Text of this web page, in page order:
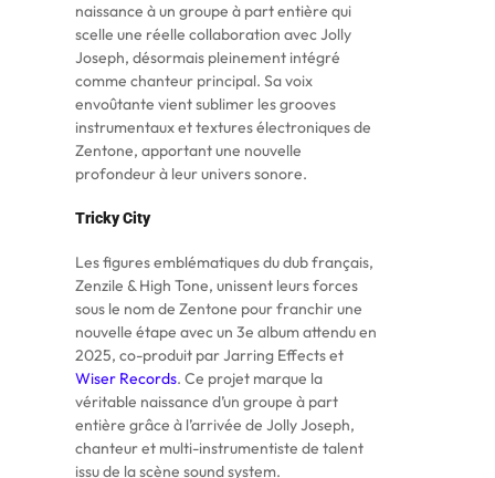
naissance à un groupe à part entière qui
scelle une réelle collaboration avec Jolly
Joseph, désormais pleinement intégré
comme chanteur principal. Sa voix
envoûtante vient sublimer les grooves
instrumentaux et textures électroniques de
Zentone, apportant une nouvelle
profondeur à leur univers sonore.
Tricky City
Les figures emblématiques du dub français,
Zenzile & High Tone, unissent leurs forces
sous le nom de Zentone pour franchir une
nouvelle étape avec un 3e album attendu en
2025, co-produit par Jarring Effects et
Wiser Records. Ce projet marque la
véritable naissance d’un groupe à part
entière grâce à l’arrivée de Jolly Joseph,
chanteur et multi-instrumentiste de talent
issu de la scène sound system.